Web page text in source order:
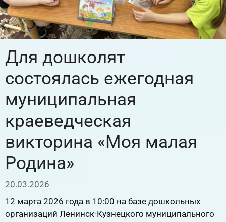
Для дошколят
состоялась ежегодная
муниципальная
краеведческая
викторина «Моя малая
Родина»
20.03.2026
12 марта 2026 года в 10:00 на базе дошкольных
организаций Ленинск-Кузнецкого муниципального